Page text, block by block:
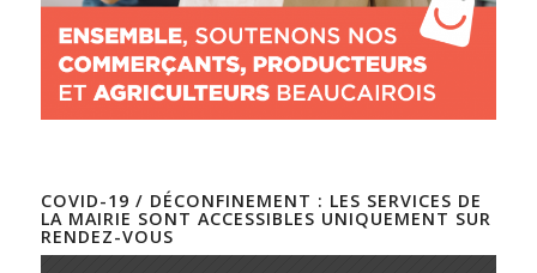
COVID-19 / DÉCONFINEMENT : LES SERVICES DE
LA MAIRIE SONT ACCESSIBLES UNIQUEMENT SUR
RENDEZ-VOUS